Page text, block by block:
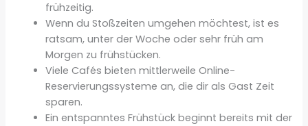
frühzeitig.
Wenn du Stoßzeiten umgehen möchtest, ist es
ratsam, unter der Woche oder sehr früh am
Morgen zu frühstücken.
Viele Cafés bieten mittlerweile Online-
Reservierungssysteme an, die dir als Gast Zeit
sparen.
Ein entspanntes Frühstück beginnt bereits mit der